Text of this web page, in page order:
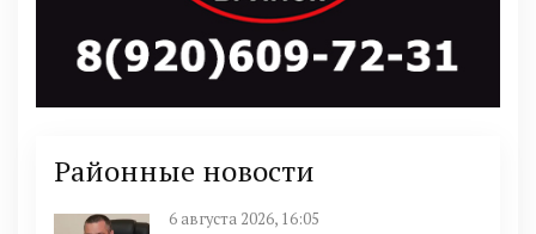
Районные новости
6 августа 2026, 16:05